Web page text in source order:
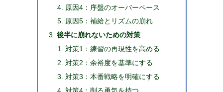
原因4：序盤のオーバーペース
原因5：補給とリズムの崩れ
後半に崩れないための対策
対策1：練習の再現性を高める
対策2：余裕度を基準にする
対策3：本番戦略を明確にする
対策4：削る勇気を持つ